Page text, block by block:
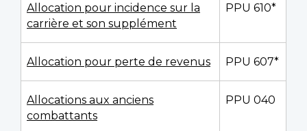
Allocation pour incidence sur la
carrière et son supplément
PPU 610*
Allocation pour perte de revenus PPU 607*
Allocations aux anciens
combattants
PPU 040